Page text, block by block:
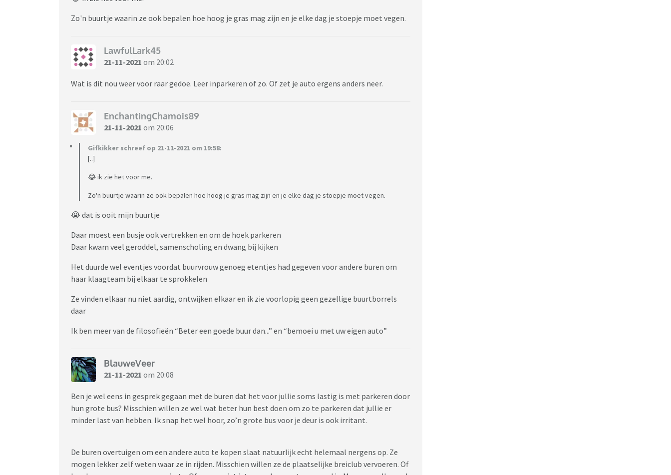
Zo'n buurtje waarin ze ook bepalen hoe hoog je gras mag zijn en je elke dag je stoepje moet vegen.
LawfulLark45
21-11-2021 om 20:02
Wat is dit nou weer voor raar gedoe. Leer inparkeren of zo. Of zet je auto ergens anders neer.
EnchantingChamois89
21-11-2021 om 20:06
Gifkikker schreef op 21-11-2021 om 19:58:
[..]
😂 ik zie het voor me.
Zo'n buurtje waarin ze ook bepalen hoe hoog je gras mag zijn en je elke dag je stoepje moet vegen.
😭 dat is ooit mijn buurtje
Daar moest een busje ook vertrekken en om de hoek parkeren
Daar kwam veel geroddel, samenscholing en dwang bij kijken
Het duurde wel eventjes voordat buurvrouw genoeg etentjes had gegeven voor andere buren om
haar klaagteam bij elkaar te sprokkelen
Ze vinden elkaar nu niet aardig, ontwijken elkaar en ik zie voorlopig geen gezellige buurtborrels
daar
Ik ben meer van de filosofieën “Beter een goede buur dan...” en “bemoei u met uw eigen auto”
BlauweVeer
21-11-2021 om 20:08
Ben je wel eens in gesprek gegaan met de buren dat het voor jullie soms lastig is met parkeren door
hun grote bus? Misschien willen ze wel wat beter hun best doen om zo te parkeren dat jullie er
minder last van hebben. Ik snap het wel hoor, zo’n grote bus voor je deur is ook irritant.
De buren overtuigen om een andere auto te kopen slaat natuurlijk echt helemaal nergens op. Ze
mogen lekker zelf weten waar ze in rijden. Misschien willen ze de plaatselijke breiclub vervoeren. Of